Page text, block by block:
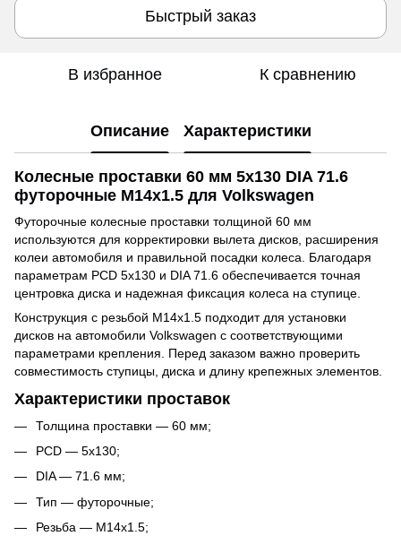
Быстрый заказ
В избранное К сравнению
Описание Характеристики
Колесные проставки 60 мм 5x130 DIA 71.6
футорочные M14x1.5 для Volkswagen
Футорочные колесные проставки толщиной 60 мм
используются для корректировки вылета дисков, расширения
колеи автомобиля и правильной посадки колеса. Благодаря
параметрам PCD 5x130 и DIA 71.6 обеспечивается точная
центровка диска и надежная фиксация колеса на ступице.
Конструкция с резьбой M14x1.5 подходит для установки
дисков на автомобили Volkswagen с соответствующими
параметрами крепления. Перед заказом важно проверить
совместимость ступицы, диска и длину крепежных элементов.
Характеристики проставок
Толщина проставки — 60 мм;
PCD — 5x130;
DIA — 71.6 мм;
Тип — футорочные;
Резьба — M14x1.5;